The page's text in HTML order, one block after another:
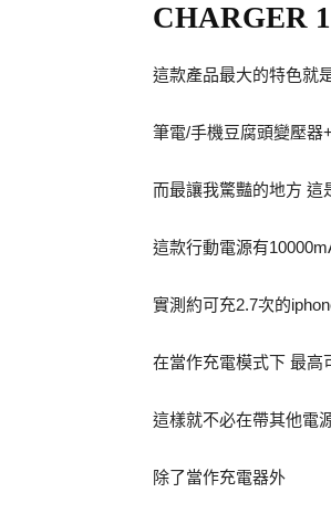
CHARGER
這款產品最大的特色就
筆電/手機豆腐頭變壓器
而最讓我驚豔的地方 這
這款行動電源有
實測約可充2.7次的
在當作充電模式下 最高
這樣就不必在帶其他電
除了當作充電器外